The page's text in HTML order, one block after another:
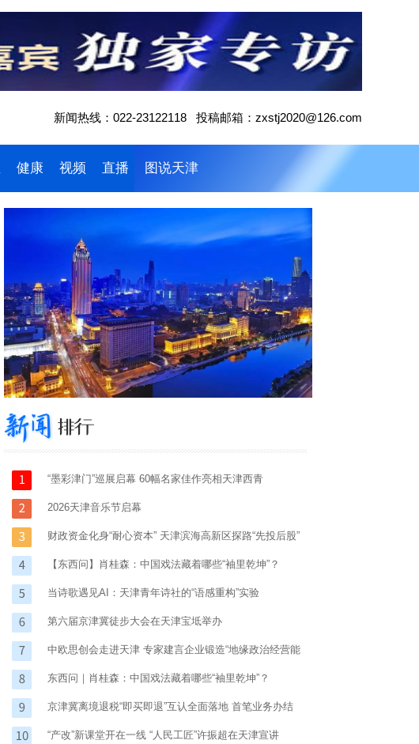
新闻热线：022-23122118 投稿邮箱：zxstj2020@126.com
健康 视频 直播 图说天津
“墨彩津门”巡展启幕 60幅名家佳作亮相天津西青​
2026天津音乐节启幕
财政资金化身“耐心资本” 天津滨海高新区探路“先投后股”
【东西问】肖桂森：中国戏法藏着哪些“袖里乾坤”？
当诗歌遇见AI：天津青年诗社的“语感重构”实验
第六届京津冀徒步大会在天津宝坻举办
中欧思创会走进天津 专家建言企业锻造“地缘政治经营能
力”
东西问｜肖桂森：中国戏法藏着哪些“袖里乾坤”？
京津冀离境退税“即买即退”互认全面落地 首笔业务办结
“产改”新课堂开在一线 “人民工匠”许振超在天津宣讲